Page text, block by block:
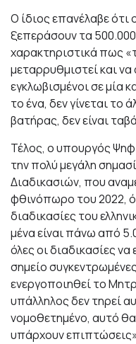
Ο ίδιος επανέλαβε ότι
ξεπεράσουν τα
χαρακτηριστικά πως
μεταρρυθμιστεί και να
εγκλωβισμένοι σε μία
το ένα, δεν γίνεται το
βατήρας, δεν είναι
Τέλος, ο υπουργός
την πολύ μεγάλη
Διαδικασιών, που
φθινόπωρο του 2022,
διαδικασίες του
μένα είναι πάνω από
όλες οι διαδικασίες να
σημείο
ενεργοποιηθεί το
υπάλληλος δεν τηρεί
νομοθετημένο, αυτό
υπάρχουν